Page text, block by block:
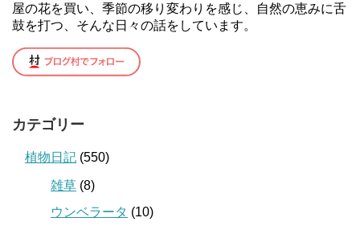
屋の花を買い、季節の移り変わりを感じ、自然の恵みに舌
鼓を打つ、そんな日々の話をしています。
カテゴリー
植物日記 (550)
雑草 (8)
ウンベラータ (10)